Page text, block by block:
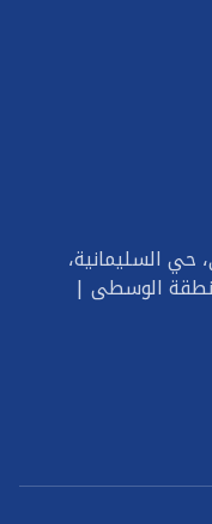
حي السليمانية،
| منطقة الوسطى |